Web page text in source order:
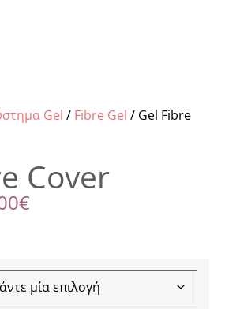
Gel / Fibre Gel / Gel Fibre
Cover
€